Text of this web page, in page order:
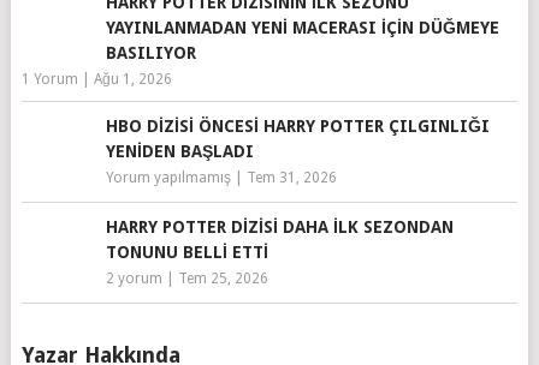
YAYINLANMADAN YENI MACERASI IÇIN DÜĞMEYE
BASILIYOR
1 Yorum Ağu 1, 2026
HBO DIZISI ÖNCESI HARRY POTTER ÇILGINLIĞI
YENIDEN BAŞLADI
Yorum yapılmamış| Tem 31, 2026
HARRY POTTER DIZISI DAHA İLK SEZONDAN
TONUNU BELLI ETTI
2 yorum Tem 25, 2026
Yazar Hakkında